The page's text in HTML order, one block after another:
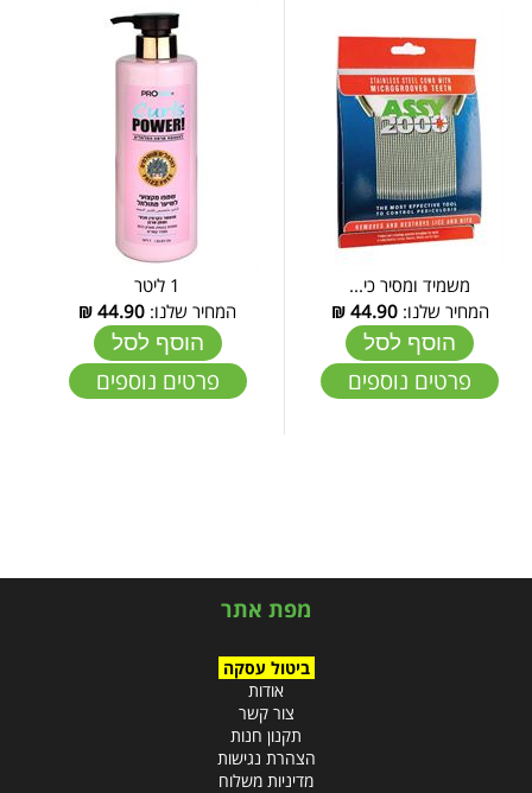
משמיד ומסיר כי...
המחיר שלנו:44.90
₪
הוסף לסל
פרטים נוספים
1 ליטר
המחיר שלנו: 44.90
₪
הוסף לסל
פרטים נוספים
מפת אתר
ביטול עסקה
אודות
צור קשר
תקנון חנות
הצהרת נגישות
מדיניות משלוח